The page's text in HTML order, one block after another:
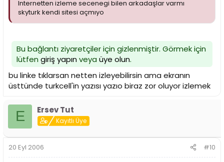
Internetten izleme secenegi bilen arkadaşlar varmı
skyturk kendi sitesi açmıyo
Bu bağlantı ziyaretçiler için gizlenmiştir. Görmek için
lütfen giriş yapınveya üye olun.
bu linke tıklarsan netten izleyebilirsin ama ekranın
üsttünde turkcell'in yazısı yazıo biraz zor oluyor izlemek
E Ersev Tut
Kayıtlı Üye
20 Eyl 2006 #10